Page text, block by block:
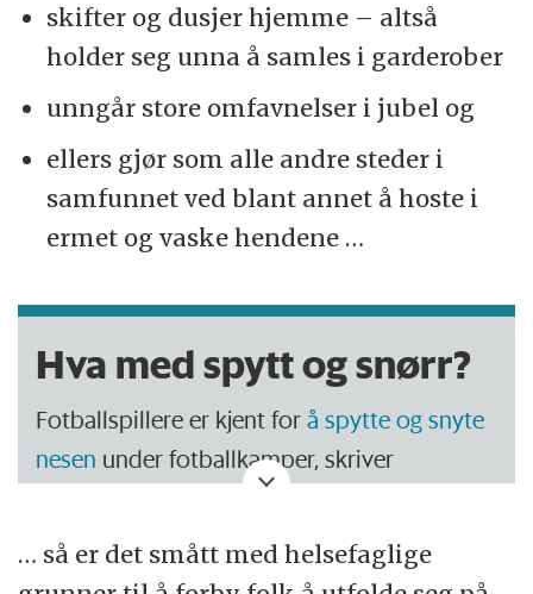
skifter og dusjer hjemme – altså
holder seg unna å samles i garderober
unngår store omfavnelser i jubel og
ellers gjør som alle andre steder i
samfunnet ved blant annet å hoste i
ermet og vaske hendene …
Hva med spytt og snørr?
Fotballspillere er kjent forå spytte og snyte
nesen under fotballkamper, skriver
Ettersom virus sprer seg gjennom blant
… så er det smått med helsefaglige